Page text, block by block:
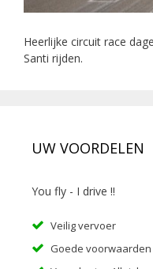
Heerlijke circuit race
Santi rijden.
UW VOORDELEN
You fly - I drive !!
Veilig vervoer
Goede voorwaarden